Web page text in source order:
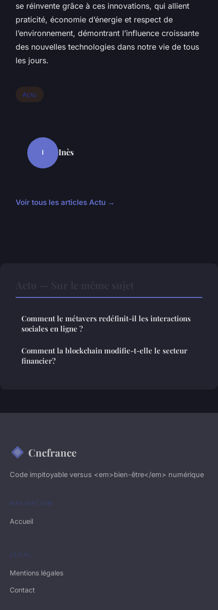
se réinvente grâce à ces innovations, qui allient
praticité, économie d’énergie et respect de
l’environnement, démontrant l’influence croissante
des nouvelles technologies dans notre vie de tous
les jours.
Actu
I Inès
Voir tous les articles Actu →
Comment le métavers redéfinit-il les interactions
sociales en ligne ?
Comment la blockchain modifie-t-elle le secteur
financier?
Cncfrance
Code impitoyable versus <em>bien-être</em> numérique
NAVIGATION
Accueil
LÉGAL
Mentions légales
Contact